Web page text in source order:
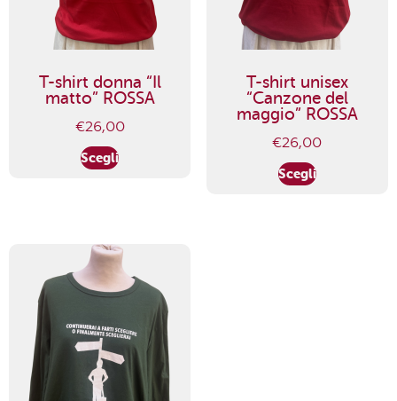
T-shirt donna “Il
matto” ROSSA
€26,00
Scegli
T-shirt unisex
“Canzone del
maggio” ROSSA
€26,00
Scegli